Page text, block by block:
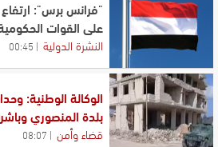
"فرانس برس":
على القوات الحكومية
النشرة الدولية 00:45
الوكالة الوطنية:
بلدة المنصوري
قضاء وأمن 08:07